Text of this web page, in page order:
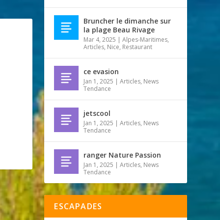
Bruncher le dimanche sur
la plage Beau Rivage
Mar 4, 2025 |Alpes-Maritimes,
Articles, Nice, Restaurant
ce evasion
Jan 1, 2025 |Articles, News
Tendance
jetscool
Jan 1, 2025 |Articles, News
Tendance
ranger Nature Passion
Jan 1, 2025 |Articles, News
Tendance
ESCAPADES